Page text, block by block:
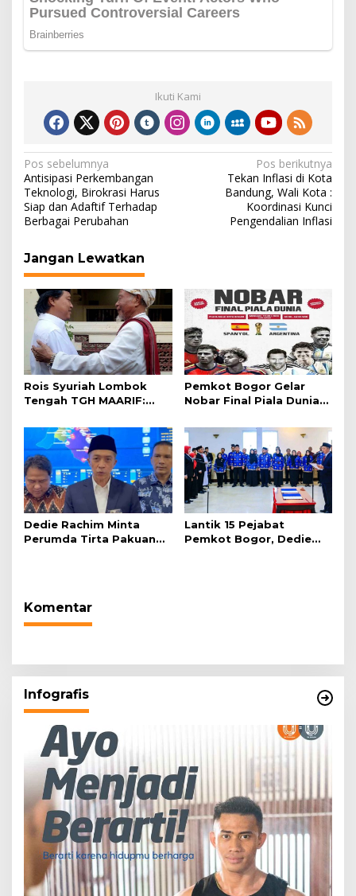
Ikuti Kami
Navigasi
pos
Pos sebelumnya
Antisipasi Perkembangan
Teknologi, Birokrasi Harus
Siap dan Adaftif Terhadap
Berbagai Perubahan
Pos berikutnya
Tekan Inflasi di Kota
Bandung, Wali Kota :
Koordinasi Kunci
Pengendalian Inflasi
Jangan Lewatkan
Rois Syuriah Lombok
Tengah TGH MAARIF:
Abad Kedua NU”
Pemkot Bogor Gelar
Nobar Final Piala Dunia
Dedie Rachim Minta
Perumda Tirta Pakuan
Lantik 15 Pejabat
Pemkot Bogor, Dedie
Komentar
Infografis